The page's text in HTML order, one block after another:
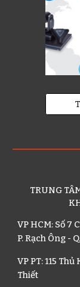
TRUNG
VP HCM: Số 7
P. Rạch Ông -
VP PT:115 Thủ
Thiết